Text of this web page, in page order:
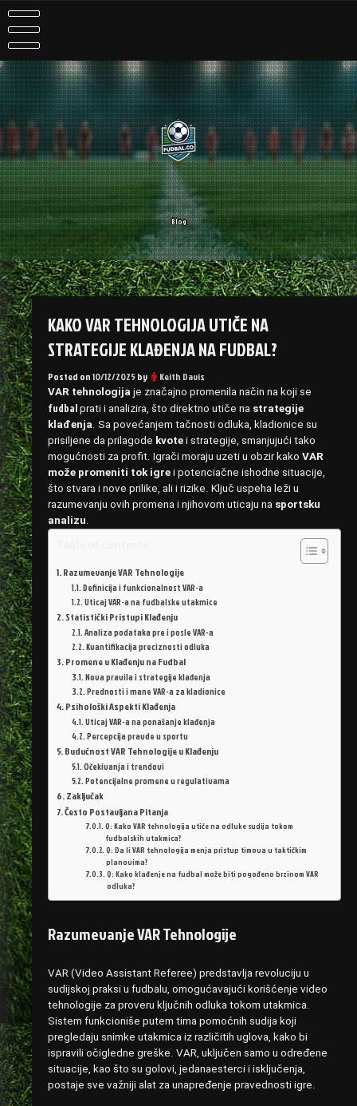
Skip
to
content
Blog
KAKO VAR TEHNOLOGIJA UTIČE NA
STRATEGIJE KLAĐENJA NA FUDBAL?
Posted on10/12/2025by Keith Davis
VAR tehnologija je značajno promenila način na koji se
fudbal prati i analizira, što direktno utiče na strategije
klađenja. Sa povećanjem tačnosti odluka, kladionice su
prisiljene da prilagode kvote i strategije, smanjujući tako
mogućnosti za profit. Igrači moraju uzeti u obzir kako VAR
može promeniti tok igre i potenciačne ishodne situacije,
što stvara i nove prilike, ali i rizike. Ključ uspeha leži u
razumevanju ovih promena i njihovom uticaju na sportsku
analizu.
Razumevanje VAR Tehnologije
Definicija i funkcionalnost VAR-a
Uticaj VAR-a na fudbalske utakmice
Statistički Pristupi Klađenju
Analiza podataka pre i posle VAR-a
Kvantifikacija preciznosti odluka
Promene u Klađenju na Fudbal
Nova pravila i strategije klađenja
Prednosti i mane VAR-a za kladionice
Psihološki Aspekti Klađenja
Uticaj VAR-a na ponašanje klađenja
Percepcija pravde u sportu
Budućnost VAR Tehnologije u Klađenju
Očekivanja i trendovi
Potencijalne promene u regulativama
Zaključak
Često Postavljana Pitanja
Q: Kako VAR tehnologija utiče na odluke sudija tokom
fudbalskih utakmica?
Q: Da li VAR tehnologija menja pristup timova u taktičkim
planovima?
Q: Kako klađenje na fudbal može biti pogođeno brzinom VAR
odluka?
Razumevanje VAR Tehnologije
VAR (Video Assistant Referee) predstavlja revoluciju u
sudijskoj praksi u fudbalu, omogućavajući korišćenje video
tehnologije za proveru ključnih odluka tokom utakmica.
Sistem funkcioniše putem tima pomoćnih sudija koji
pregledaju snimke utakmica iz različitih uglova, kako bi
ispravili očigledne greške. VAR, uključen samo u određene
situacije, kao što su golovi, jedanaesterci i isključenja,
postaje sve važniji alat za unapređenje pravednosti igre.